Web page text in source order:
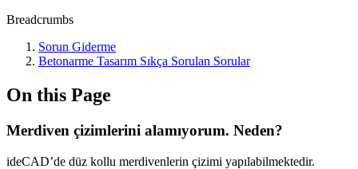
Breadcrumbs
Sorun Giderme
Betonarme Tasarım Sıkça Sorulan Sorular
On this Page
Merdiven çizimlerini alamıyorum. Neden?
ideCAD’de düz kollu merdivenlerin çizimi yapılabilmektedir.